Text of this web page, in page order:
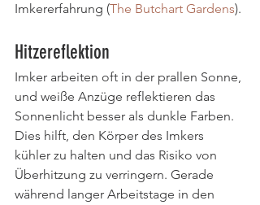
Imkererfahrung​ (The Butchart Gardens)​.
Hitzereflektion
Imker arbeiten oft in der prallen Sonne,
und weiße Anzüge reflektieren das
Sonnenlicht besser als dunkle Farben.
Dies hilft, den Körper des Imkers
kühler zu halten und das Risiko von
Überhitzung zu verringern. Gerade
während langer Arbeitstage in den